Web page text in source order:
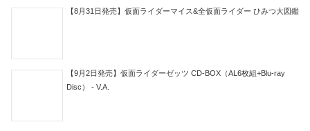
【8月31日発売】仮面ライダーマイス&全仮面ライダー ひみつ大図鑑
【9月2日発売】仮面ライダーゼッツ CD-BOX（AL6枚組+Blu-ray
Disc） - V.A.